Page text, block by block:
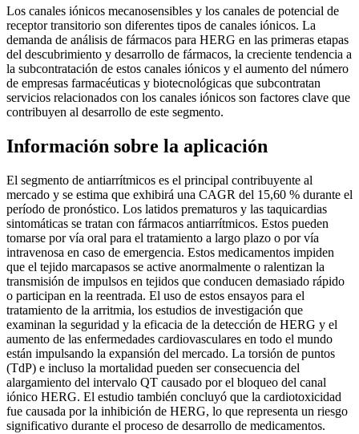
Los canales iónicos mecanosensibles y los canales de potencial de
receptor transitorio son diferentes tipos de canales iónicos. La
demanda de análisis de fármacos para HERG en las primeras etapas
del descubrimiento y desarrollo de fármacos, la creciente tendencia a
la subcontratación de estos canales iónicos y el aumento del número
de empresas farmacéuticas y biotecnológicas que subcontratan
servicios relacionados con los canales iónicos son factores clave que
contribuyen al desarrollo de este segmento.
Información sobre la aplicación
El segmento de antiarrítmicos es el principal contribuyente al
mercado y se estima que exhibirá una CAGR del 15,60 % durante el
período de pronóstico. Los latidos prematuros y las taquicardias
sintomáticas se tratan con fármacos antiarrítmicos. Estos pueden
tomarse por vía oral para el tratamiento a largo plazo o por vía
intravenosa en caso de emergencia. Estos medicamentos impiden
que el tejido marcapasos se active anormalmente o ralentizan la
transmisión de impulsos en tejidos que conducen demasiado rápido
o participan en la reentrada. El uso de estos ensayos para el
tratamiento de la arritmia, los estudios de investigación que
examinan la seguridad y la eficacia de la detección de HERG y el
aumento de las enfermedades cardiovasculares en todo el mundo
están impulsando la expansión del mercado. La torsión de puntos
(TdP) e incluso la mortalidad pueden ser consecuencia del
alargamiento del intervalo QT causado por el bloqueo del canal
iónico HERG. El estudio también concluyó que la cardiotoxicidad
fue causada por la inhibición de HERG, lo que representa un riesgo
significativo durante el proceso de desarrollo de medicamentos.